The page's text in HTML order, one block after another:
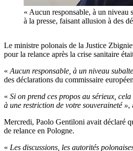
« Aucun responsable, à un niveau
à la presse, faisant allusion à des
Le ministre polonais de la Justice
pour la relance après la crise sanitaire
« Aucun responsable, à un niveau
des déclarations du commissaire
« Si on prend ces propos au sérieux,
à une restriction de votre souveraineté »,
Mercredi, Paolo Gentiloni avait déclaré
de relance en Pologne.
« Les discussions, les autorités